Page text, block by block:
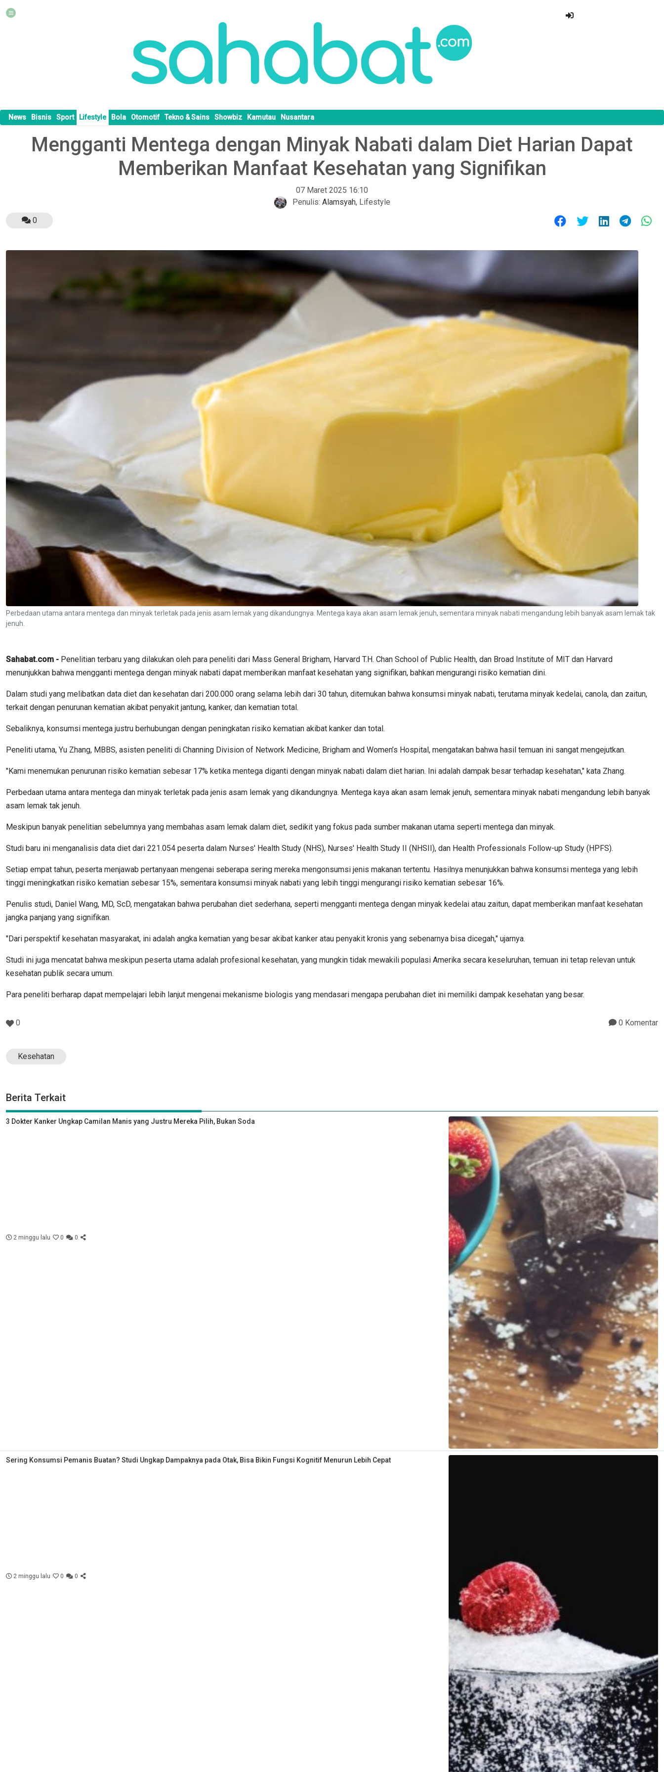
News Bisnis Sport Lifestyle Bola Otomotif Tekno & Sains Showbiz Kamutau Nusantara
Mengganti Mentega dengan Minyak Nabati dalam Diet Harian Dapat
Memberikan Manfaat Kesehatan yang Signifikan
07 Maret 2025 16:10
Penulis: Alamsyah, Lifestyle
0
Perbedaan utama antara mentega dan minyak terletak pada jenis asam lemak yang dikandungnya. Mentega kaya akan asam lemak jenuh, sementara minyak nabati mengandung lebih banyak asam lemak tak
jenuh.
Sahabat.com - Penelitian terbaru yang dilakukan oleh para peneliti dari Mass General Brigham, Harvard T.H. Chan School of Public Health, dan Broad Institute of MIT dan Harvard
menunjukkan bahwa mengganti mentega dengan minyak nabati dapat memberikan manfaat kesehatan yang signifikan, bahkan mengurangi risiko kematian dini.
Dalam studi yang melibatkan data diet dan kesehatan dari 200.000 orang selama lebih dari 30 tahun, ditemukan bahwa konsumsi minyak nabati, terutama minyak kedelai, canola, dan zaitun,
terkait dengan penurunan kematian akibat penyakit jantung, kanker, dan kematian total.
Sebaliknya, konsumsi mentega justru berhubungan dengan peningkatan risiko kematian akibat kanker dan total.
Peneliti utama, Yu Zhang, MBBS, asisten peneliti di Channing Division of Network Medicine, Brigham and Women’s Hospital, mengatakan bahwa hasil temuan ini sangat mengejutkan.
"Kami menemukan penurunan risiko kematian sebesar 17% ketika mentega diganti dengan minyak nabati dalam diet harian. Ini adalah dampak besar terhadap kesehatan," kata Zhang.
Perbedaan utama antara mentega dan minyak terletak pada jenis asam lemak yang dikandungnya. Mentega kaya akan asam lemak jenuh, sementara minyak nabati mengandung lebih banyak
asam lemak tak jenuh.
Meskipun banyak penelitian sebelumnya yang membahas asam lemak dalam diet, sedikit yang fokus pada sumber makanan utama seperti mentega dan minyak.
Studi baru ini menganalisis data diet dari 221.054 peserta dalam Nurses' Health Study (NHS), Nurses' Health Study II (NHSII), dan Health Professionals Follow-up Study (HPFS).
Setiap empat tahun, peserta menjawab pertanyaan mengenai seberapa sering mereka mengonsumsi jenis makanan tertentu. Hasilnya menunjukkan bahwa konsumsi mentega yang lebih
tinggi meningkatkan risiko kematian sebesar 15%, sementara konsumsi minyak nabati yang lebih tinggi mengurangi risiko kematian sebesar 16%.
Penulis studi, Daniel Wang, MD, ScD, mengatakan bahwa perubahan diet sederhana, seperti mengganti mentega dengan minyak kedelai atau zaitun, dapat memberikan manfaat kesehatan
jangka panjang yang signifikan.
"Dari perspektif kesehatan masyarakat, ini adalah angka kematian yang besar akibat kanker atau penyakit kronis yang sebenarnya bisa dicegah," ujarnya.
Studi ini juga mencatat bahwa meskipun peserta utama adalah profesional kesehatan, yang mungkin tidak mewakili populasi Amerika secara keseluruhan, temuan ini tetap relevan untuk
kesehatan publik secara umum.
Para peneliti berharap dapat mempelajari lebih lanjut mengenai mekanisme biologis yang mendasari mengapa perubahan diet ini memiliki dampak kesehatan yang besar.
0 0 Komentar
Kesehatan
Berita Terkait
3 Dokter Kanker Ungkap Camilan Manis yang Justru Mereka Pilih, Bukan Soda
2 minggu lalu 0 0
Sering Konsumsi Pemanis Buatan? Studi Ungkap Dampaknya pada Otak, Bisa Bikin Fungsi Kognitif Menurun Lebih Cepat
2 minggu lalu 0 0